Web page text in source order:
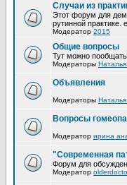
Случаи из
Этот форум для
рутинной практике.
Модератор 2015
Общие вопросы
Тут можно
Модераторы
Объявления
Модераторы
Вопросы
Модератор ирина
"Современная
Форум для
Модератор